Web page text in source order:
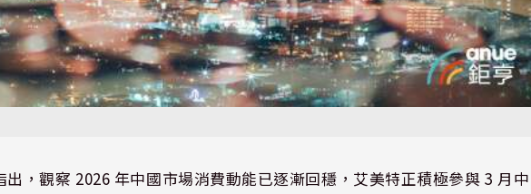
，觀察 2026 年中國市場消費動能已逐漸回穩，艾美特正積極參與 3 月中